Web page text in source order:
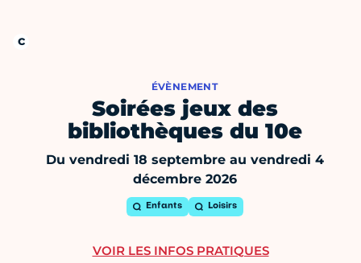
ÉVÈNEMENT
Soirées jeux des
bibliothèques du 10e
Du vendredi 18 septembre au vendredi 4
décembre 2026
Enfants Loisirs
VOIR LES INFOS PRATIQUES